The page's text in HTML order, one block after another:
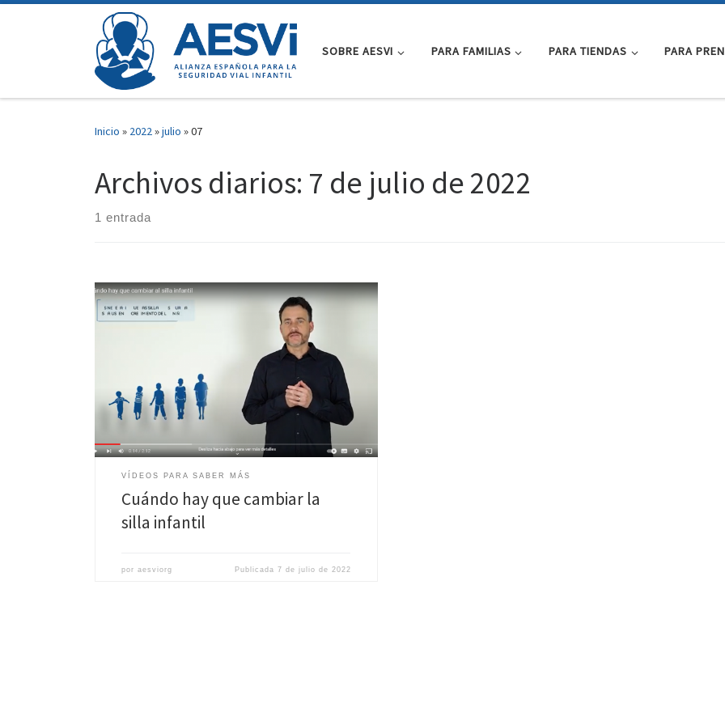
Saltar al contenido
SOBRE AESVI PARA FAMILIAS PARA TIENDAS PARA
Inicio » 2022»julio »07
Archivos diarios: 7 de julio de 2022
1 entrada
VÍDEOS PARA SABER MÁS
Cuándo hay que cambiar la
silla infantil
poraesviorg Publicada 7 de julio de 2022